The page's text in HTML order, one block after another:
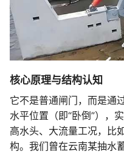
核心原理与结构认知
它不是普通闸门，而是通
水平位置（即“卧倒”），
高水头、大流量工况，比
构。我们曾在云南某抽水